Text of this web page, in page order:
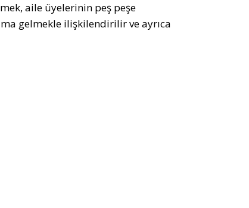
aile üyelerinin peş peşe
gelmekle ilişkilendirilir ve ayrıca